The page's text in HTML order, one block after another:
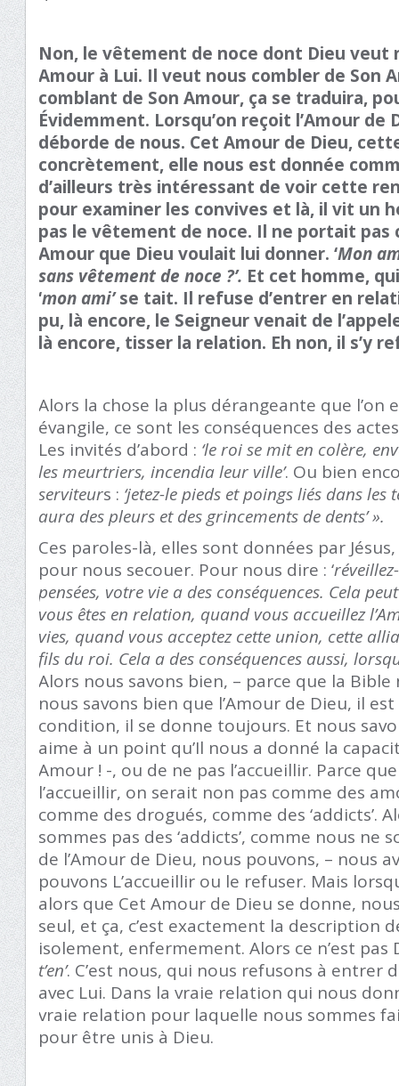
Non, le vêtement de noce dont Dieu veut
Amour à Lui. Il veut nous combler de Son
comblant de Son Amour, ça se traduira,
Évidemment. Lorsqu’on reçoit l’Amour de
déborde de nous. Cet Amour de Dieu,
concrètement, elle nous est donnée
d’ailleurs très intéressant de voir cette
pour examiner les convives et là, il vit un
pas le vêtement de noce. Il ne portait
Amour que Dieu voulait lui donner. ‘Mon
sans vêtement de noce ?’. Et cet homme,
‘mon ami’se tait. Il refuse d’entrer en
pu, là encore, le Seigneur venait de
là encore, tisser la relation. Eh non, il s’y
Alors la chose la plus dérangeante que l’on
évangile, ce sont les conséquences des
Les invités d’abord : ‘le roi se mit en colère,
les meurtriers, incendia leur ville’. Ou bien
serviteurs : ‘jetez-le pieds et poings liés dans
aura des pleurs et des grincements de dents’ ».
Ces paroles-là, elles sont données par
pour nous secouer. Pour nous dire : ‘
pensées, votre vie a des conséquences. Cela
vous êtes en relation, quand vous accueillez
vies, quand vous acceptez cette union, cette
fils du roi. Cela a des conséquences aussi,
Alors nous savons bien, – parce que la Bible
nous savons bien que l’Amour de Dieu, il
condition, il se donne toujours. Et nous
aime à un point qu’Il nous a donné la
Amour ! -, ou de ne pas l’accueillir. Parce
l’accueillir, on serait non pas comme des
comme des drogués, comme des ‘addicts’.
sommes pas des ‘addicts’, comme nous ne
de l’Amour de Dieu, nous pouvons, – nous
pouvons L’accueillir ou le refuser. Mais
alors que Cet Amour de Dieu se donne,
seul, et ça, c’est exactement la description
isolement, enfermement. Alors ce n’est pas
t’en’. C’est nous, qui nous refusons à entrer
avec Lui. Dans la vraie relation qui nous
vraie relation pour laquelle nous sommes
pour être unis à Dieu.